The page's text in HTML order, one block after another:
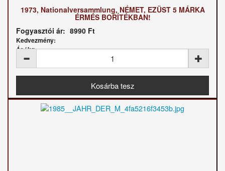
1973, Nationalversammlung, NÉMET, EZÜST 5 MÁRKA
ÉRMÉS BORÍTÉKBAN!
Fogyasztói ár: 8990 Ft
Kedvezmény:
Ár / kg: